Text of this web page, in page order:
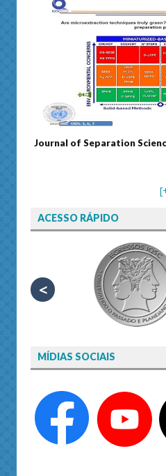
Journal of Separation
ACESSO RÁPIDO
<
MÍDIAS SOCIAIS